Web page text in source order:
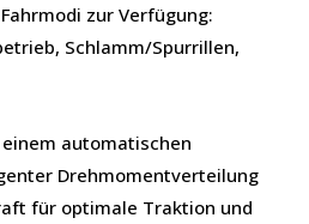
zur Verfügung:
Schlamm/Spurrillen,
automatischen
Drehmomentverteilung
für optimale Traktion und